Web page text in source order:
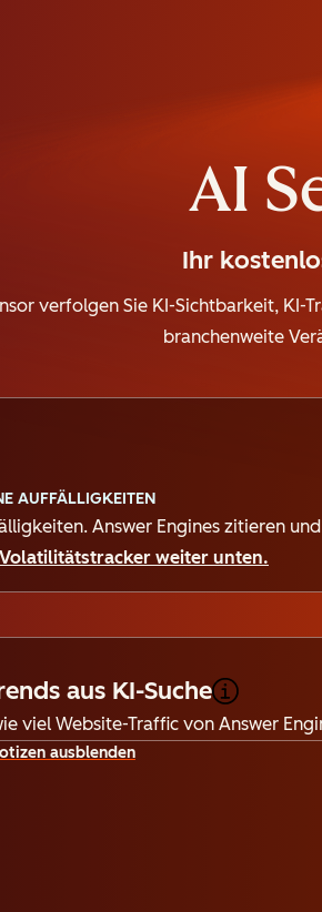
AI
Ihr
verfolgen Sie KI-Sichtbarkeit, KI-
branchenweite
AUFFÄLLIGKEITEN
Answer Engines zitieren
weiter unten.
aus KI-Suche
viel Website-Traffic von Answer
ausblenden